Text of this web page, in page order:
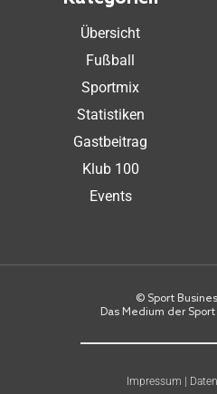
Übersicht
Fußball
Sportmix
Statistiken
Gastbeitrag
Klub 100
Events
© Sport
Das Medium der
Impressum